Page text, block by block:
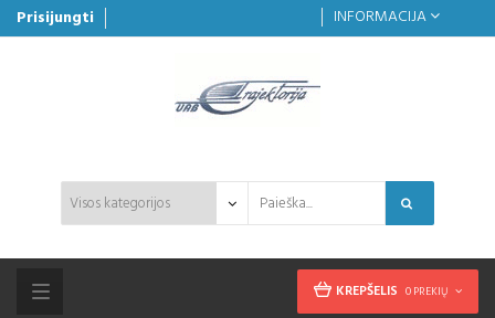
Prisijungti INFORMACIJA
KREPŠELIS 0 PREKIŲ
Toggle